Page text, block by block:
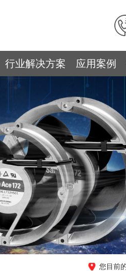
行业解决方案 应用案例